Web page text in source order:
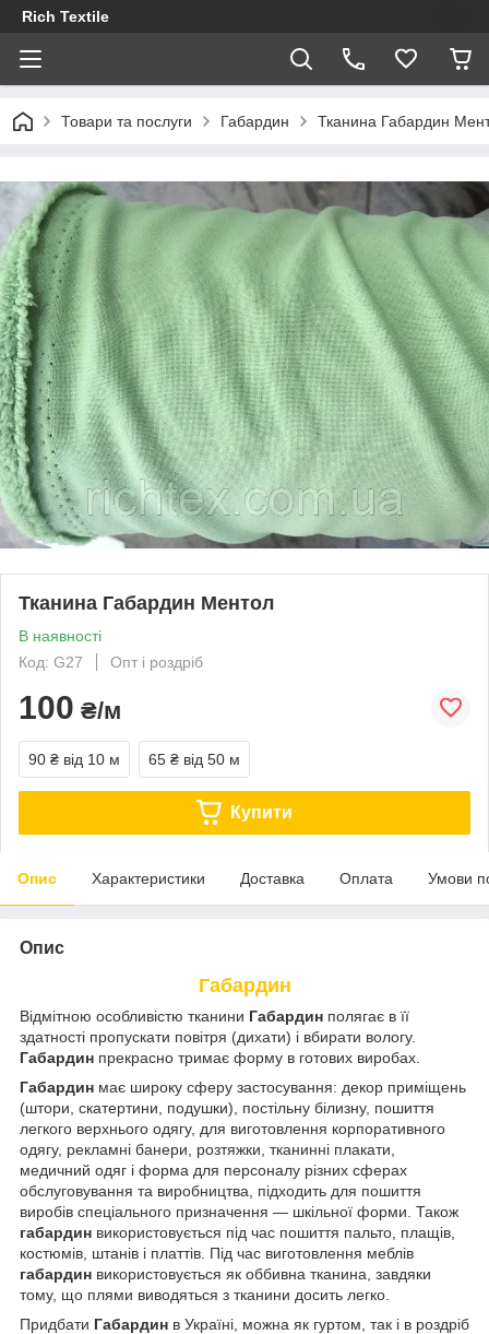
Rich Textile
Товари та послуги Габардин Тканина Габардин
Тканина Габардин Ментол
В наявності
Код: G27
Опт і роздріб
100 ₴/м
90 ₴ від 10 м 65 ₴ від 50 м
Купити
Опис Характеристики Доставка Оплата Умови
Опис
Габардин
Відмітною особливістю тканини Габардин полягає в її
здатності пропускати повітря (дихати) і вбирати вологу.
Габардин прекрасно тримає форму в готових виробах.
Габардин має широку сферу застосування: декор приміщень
(штори, скатертини, подушки), постільну білизну, пошиття
легкого верхнього одягу, для виготовлення корпоративного
одягу, рекламні банери, розтяжки, тканинні плакати,
медичний одяг і форма для персоналу різних сферах
обслуговування та виробництва, підходить для пошиття
виробів спеціального призначення — шкільної форми. Також
габардин використовується під час пошиття пальто, плащів,
костюмів, штанів і платтів. Під час виготовлення меблів
габардин використовується як оббивна тканина, завдяки
тому, що плями виводяться з тканини досить легко.
Придбати Габардин в Україні, можна як гуртом, так і в роздріб